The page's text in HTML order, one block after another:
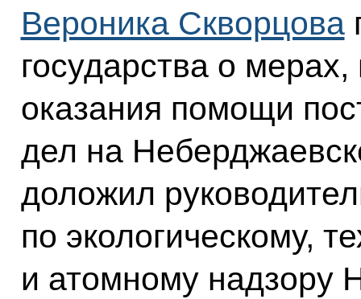
Вероника Скворцова
государства о
оказания помощи
дел на
доложил
по экологическому,
и атомному надзору